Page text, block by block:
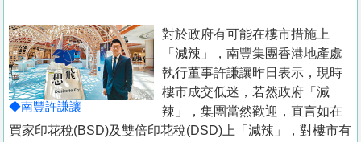
置
業
手
冊
◆南豐許謙讓
對於政府有可能在樓市措施上
「減辣」，南豐集團香港地產處
執行董事許謙讓昨日表示，現時
樓市成交低迷，若然政府「減
辣」，集團當然歡迎，直言如在
買家印花稅(BSD)及雙倍印花稅(DSD)上「減辣」，對樓市有